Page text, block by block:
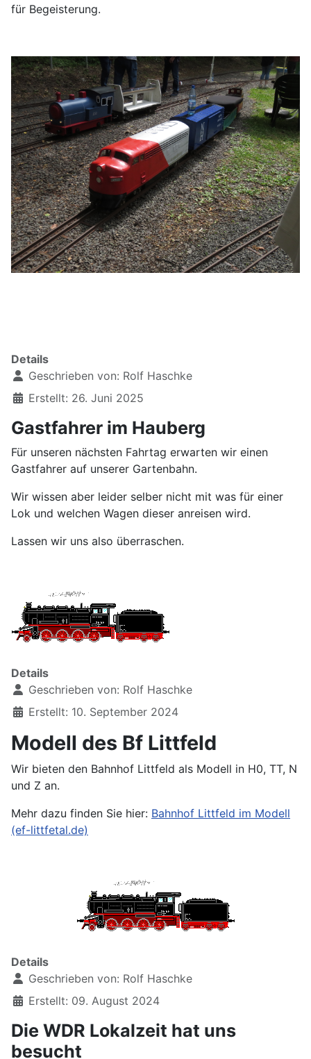
für Begeisterung.
Details
Geschrieben von: Rolf Haschke
Erstellt: 26. Juni 2025
Gastfahrer im Hauberg
Für unseren nächsten Fahrtag erwarten wir einen
Gastfahrer auf unserer Gartenbahn.
Wir wissen aber leider selber nicht mit was für einer
Lok und welchen Wagen dieser anreisen wird.
Lassen wir uns also überraschen.
Details
Geschrieben von: Rolf Haschke
Erstellt: 10. September 2024
Modell des Bf Littfeld
Wir bieten den Bahnhof Littfeld als Modell in H0, TT, N
und Z an.
Mehr dazu finden Sie hier: Bahnhof Littfeld im Modell
(ef-littfetal.de)
Details
Geschrieben von: Rolf Haschke
Erstellt: 09. August 2024
Die WDR Lokalzeit hat uns
besucht